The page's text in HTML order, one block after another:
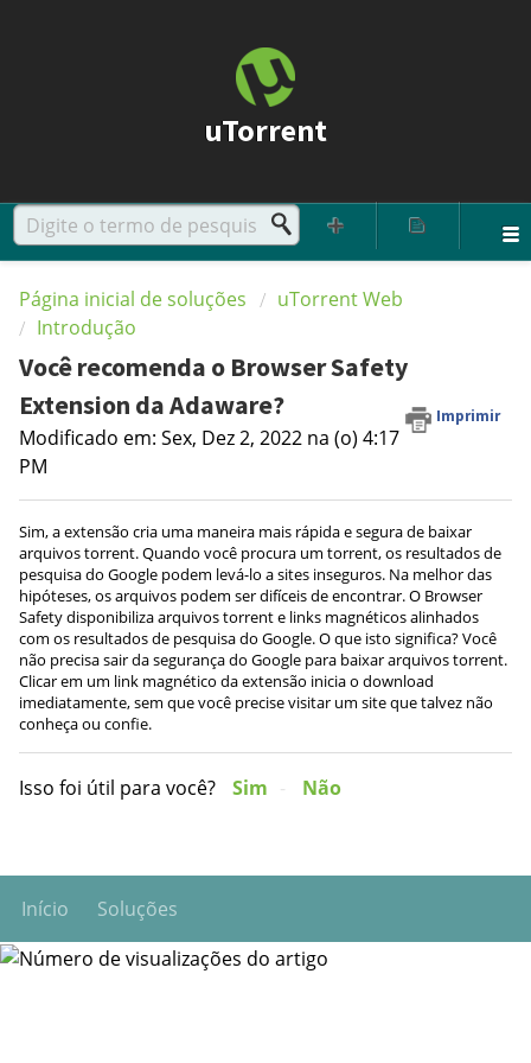
uTorrent
Página inicial de soluções
uTorrent Web
Introdução
Você recomenda o Browser Safety
Extension da Adaware?
Imprimir
Modificado em: Sex, Dez 2, 2022 na (o) 4:17
PM
Sim, a extensão cria uma maneira mais rápida e segura de baixar
arquivos torrent. Quando você procura um torrent, os resultados de
pesquisa do Google podem levá-lo a sites inseguros. Na melhor das
hipóteses, os arquivos podem ser difíceis de encontrar. O Browser
Safety disponibiliza arquivos torrent e links magnéticos alinhados
com os resultados de pesquisa do Google. O que isto significa? Você
não precisa sair da segurança do Google para baixar arquivos torrent.
Clicar em um link magnético da extensão inicia o download
imediatamente, sem que você precise visitar um site que talvez não
conheça ou confie.
Isso foi útil para você? Sim Não
Início Soluções